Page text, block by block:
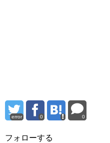
error 0 0
フォローする